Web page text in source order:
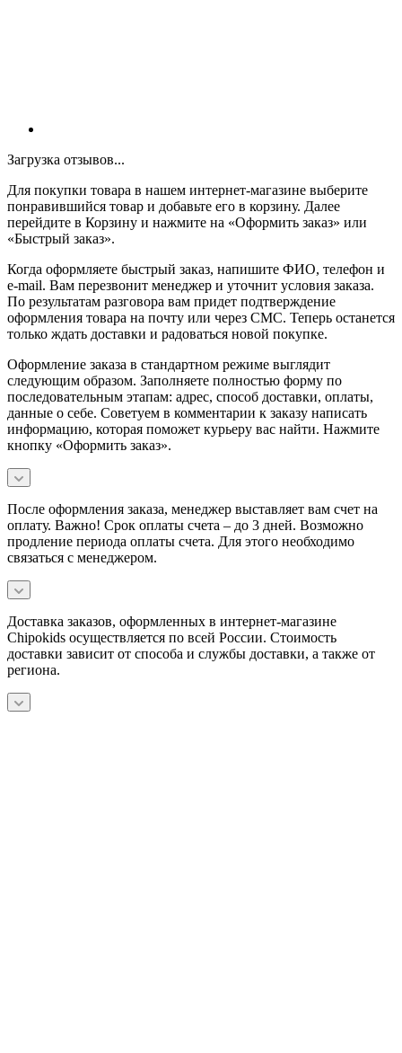
Загрузка отзывов...
Для покупки товара в нашем интернет-магазине выберите
понравившийся товар и добавьте его в корзину. Далее
перейдите в Корзину и нажмите на «Оформить заказ» или
«Быстрый заказ».
Когда оформляете быстрый заказ, напишите ФИО, телефон и
e-mail. Вам перезвонит менеджер и уточнит условия заказа.
По результатам разговора вам придет подтверждение
оформления товара на почту или через СМС. Теперь останется
только ждать доставки и радоваться новой покупке.
Оформление заказа в стандартном режиме выглядит
следующим образом. Заполняете полностью форму по
последовательным этапам: адрес, способ доставки, оплаты,
данные о себе. Советуем в комментарии к заказу написать
информацию, которая поможет курьеру вас найти. Нажмите
кнопку «Оформить заказ».
После оформления заказа, менеджер выставляет вам счет на
оплату. Важно! Срок оплаты счета – до 3 дней. Возможно
продление периода оплаты счета. Для этого необходимо
связаться с менеджером.
Доставка заказов, оформленных в интернет-магазине
Chipokids осуществляется по всей России. Стоимость
доставки зависит от способа и службы доставки, а также от
региона.